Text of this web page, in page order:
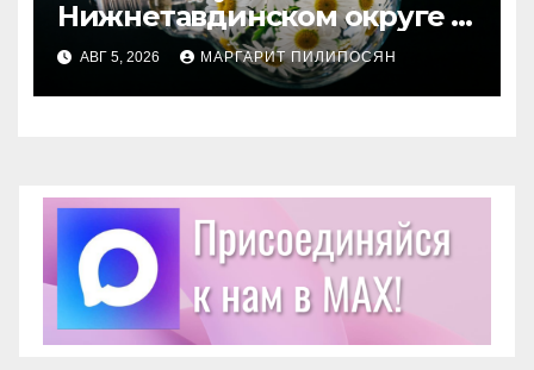
Нижнетавдинском округе
АВГ 5, 2026 МАРГАРИТ ПИЛИПОСЯН